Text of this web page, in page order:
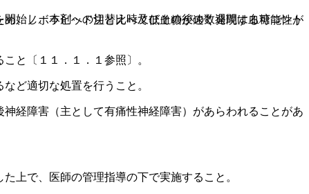
、ノボラピッド注と比べて低血糖が速く発現する可能性が
と〔１１．１．１参照〕。
ど適切な処置を行うこと。
経障害（主として有痛性神経障害）があらわれることがあ
上で、医師の管理指導の下で実施すること。
始し、本剤への切替え時及びその後の数週間は血糖コント